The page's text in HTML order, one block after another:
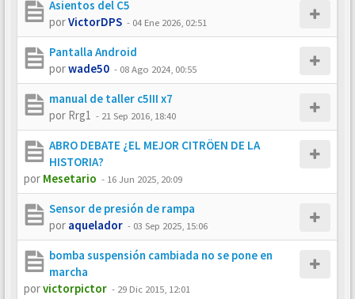
Asientos del C5
porVictorDPS - 04 Ene 2026, 02:51
Pantalla Android
porwade50 - 08 Ago 2024, 00:55
manual de taller c5III x7
por Rrg1 - 21 Sep 2016, 18:40
ABRO DEBATE ¿EL MEJOR CITRÖEN DE LA
HISTORIA?
por Mesetario - 16 Jun 2025, 20:09
Sensor de presión de rampa
por aquelador - 03 Sep 2025, 15:06
bomba suspensión cambiada no se pone en
marcha
porvictorpictor - 29 Dic 2015, 12:01